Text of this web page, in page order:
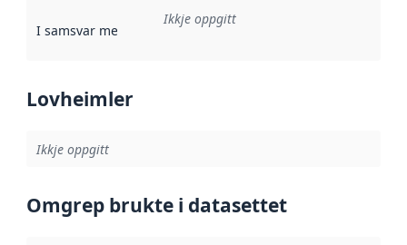
I samsvar med Referanse til ei implementeringsregel eller
Ikkje oppgitt
Lovheimler
Ikkje oppgitt
Omgrep brukte i datasettet